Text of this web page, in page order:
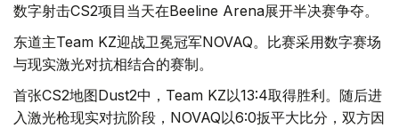
数字射击CS2项目当天在Beeline Arena展开半决赛争夺。
东道主Team KZ迎战卫冕冠军NOVAQ。比赛采用数字赛场
与现实激光对抗相结合的赛制。
首张CS2地图Dust2中，Team KZ以13:4取得胜利。随后进
入激光枪现实对抗阶段，NOVAQ以6:0扳平大比分，双方因